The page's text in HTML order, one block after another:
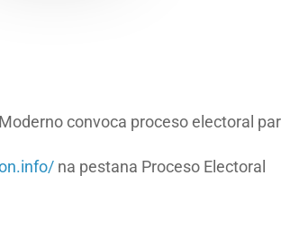
convoca proceso electoral
na pestana Proceso Electoral